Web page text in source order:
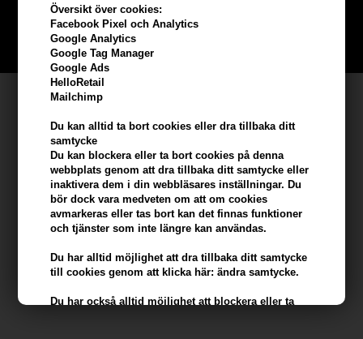
Översikt över cookies:
Facebook Pixel och Analytics
Google Analytics
Google Tag Manager
Google Ads
HelloRetail
Mailchimp
Du kan alltid ta bort cookies eller dra tillbaka ditt
samtycke
Du kan blockera eller ta bort cookies på denna
webbplats genom att dra tillbaka ditt samtycke eller
inaktivera dem i din webbläsares inställningar. Du
bör dock vara medveten om att om cookies
avmarkeras eller tas bort kan det finnas funktioner
och tjänster som inte längre kan användas.
Du har alltid möjlighet att dra tillbaka ditt samtycke
till cookies genom att klicka här: ändra samtycke.
Du har också alltid möjlighet att blockera eller ta
Bli en del av vår kundklubb gratis och få rabatter när du handlar
BLI EN GRATIS MEDLEM HÄR
Kundservice
Hair247
Frisenborgvej 6A
DK-7800 Skive
info@hair247.se
Kom ihåg att vi har
Billig frakt